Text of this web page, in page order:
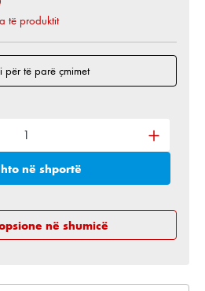
të produktit
për të parë çmimet
sasinë e dëshiruar
në shportë
në shumicë